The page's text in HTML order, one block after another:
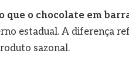
que o chocolate em
estadual. A diferença
sazonal.